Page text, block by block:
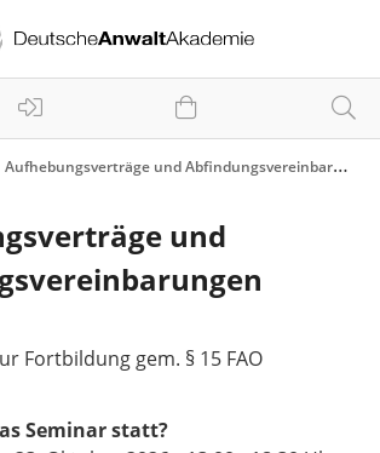
Aufhebungsverträge und Abfindungsvereinbarungen
und
Fortbildung gem. § 15 FAO
Seminar statt?